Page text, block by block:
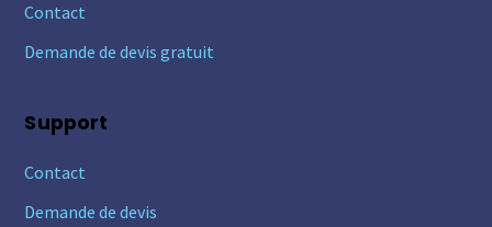
Contact
Demande de devis gratuit
Support
Contact
Demande de devis